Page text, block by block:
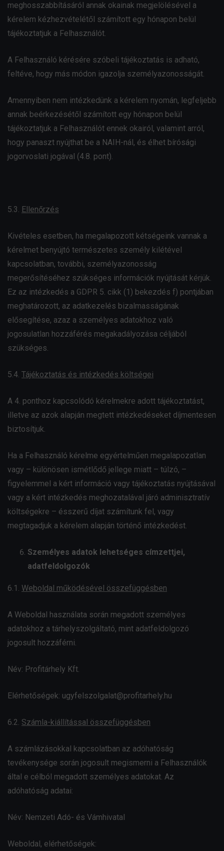
meghosszabbításáról annak okainak megjelölésével a
kérelem kézhezvételétől számított egy hónapon belül
tájékoztatjuk a Felhasználót.
A Felhasználó kérésére szóbeli tájékoztatás is adható,
feltéve, hogy más módon igazolja személyazonosságát.
Amennyiben nem intézkedünk a kérelem nyomán, legfeljebb
annak beérkezésétől számított egy hónapon belül
tájékoztatjuk a Felhasználót ennek okairól, valamint arról,
hogy panaszt nyújthat be a NAIH-nál, és élhet bírósági
jogorvoslati jogával (4.8. pont).
5.3. Ellenőrzés
Kivételes esetben, ha megalapozott kétségeink vannak a
kérelmet benyújtó természetes személy kilétével
kapcsolatban, további, személyazonosság
megerősítéséhez szükséges információk nyújtását kérjük.
Ez az intézkedés a GDPR 5. cikk (1) bekezdés f) pontjában
meghatározott, az adatkezelés bizalmasságának
elősegítése, azaz a személyes adatokhoz való
jogosulatlan hozzáférés megakadályozása céljából
szükséges.
5.4. Tájékoztatás és intézkedés költségei
A 4. ponthoz kapcsolódó kérelmekre adott tájékoztatást,
illetve az azok alapján megtett intézkedéseket díjmentesen
biztosítjuk.
Ha a Felhasználó kérelme egyértelműen megalapozatlan
vagy – különösen ismétlődő jellege miatt – túlzó, –
figyelemmel a kért információ vagy tájékoztatás nyújtásával
vagy a kért intézkedés meghozatalával járó adminisztratív
költségekre – ésszerű díjat számítunk fel, vagy
megtagadjuk a kérelem alapján történő intézkedést.
Személyes adatok lehetséges címzettjei,
adatfeldolgozók
6.1. Weboldal működésével összefüggésben
A Weboldal használata során megadott személyes
adatokhoz a tárhelyszolgáltató, mint adatfeldolgozó
jogosult hozzáférni.
Név: Profitárhely Kft.
Elérhetőségek: ugyfelszolgalat@profitarhely.hu
6.2. Számla-kiállítással összefüggésben
A számlázásokkal kapcsolatban az adóhatóság
tevékenysége során jogosult megismerni a Felhasználók
által e célból megadott személyes adatokat. Az
adóhatóság adatai:
Név: Nemzeti Adó- és Vámhivatal
Weboldal, elérhetőségek: